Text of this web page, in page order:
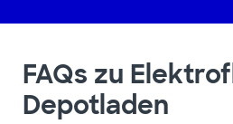
FAQs zu
Depotladen